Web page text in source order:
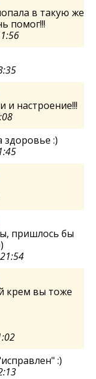
в такую же
помог!!!
и настроение!!!
здоровье :)
пришлось бы
крем вы тоже
:)